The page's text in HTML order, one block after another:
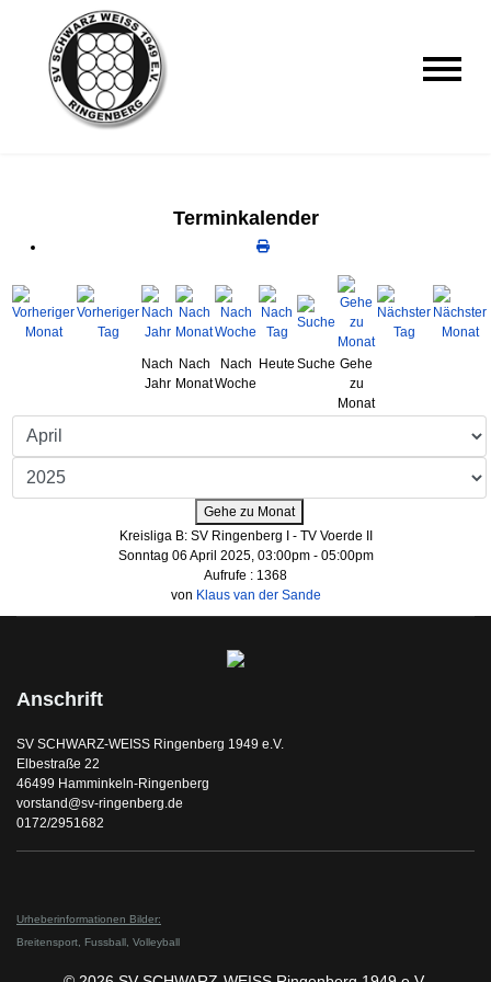
Terminkalender
Nach
Jahr
Nach
Monat
Nach
Woche
Heute Suche Gehe
zu
Monat
Gehe zu Monat
Kreisliga B: SV Ringenberg I - TV Voerde II
Sonntag 06 April 2025, 03:00pm - 05:00pm
Aufrufe : 1368
von Klaus van der Sande
Anschrift
SV SCHWARZ-WEISS Ringenberg 1949 e.V.
Elbestraße 22
46499 Hamminkeln-Ringenberg
vorstand@sv-ringenberg.de
0172/2951682
Urheberinformationen Bilder:
Breitensport, Fussball, Volleyball